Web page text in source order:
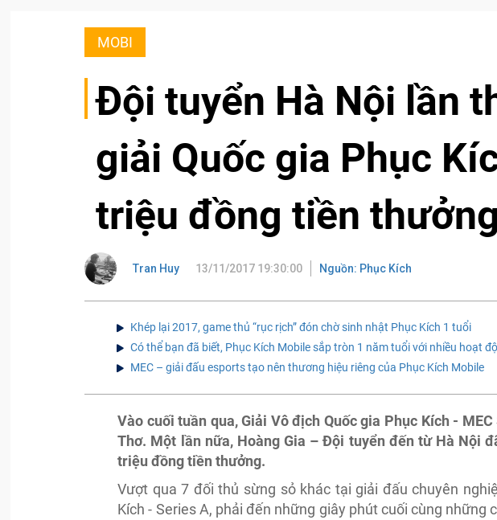
MOBI
Đội tuyển Hà Nội lần
giải Quốc gia Phục
triệu đồng tiền thưởng
Tran Huy 13/11/2017 19:30:00 Nguồn: Phục Kích
Khép lại 2017, game thủ “rục rịch” đón chờ sinh nhật Phục Kích 1 tuổi
Có thể bạn đã biết, Phục Kích Mobile sắp tròn 1 năm tuổi với nhiều hoạt
MEC – giải đấu esports tạo nên thương hiệu riêng của Phục Kích Mobile
Vào cuối tuần qua, Giải Vô địch Quốc gia Phục Kích -
Thơ. Một lần nữa, Hoàng Gia – Đội tuyển đến từ Hà Nội
triệu đồng tiền thưởng.
Vượt qua 7 đối thủ sừng sỏ khác tại giải đấu chuyên
Kích - Series A, phải đến những giây phút cuối cùng